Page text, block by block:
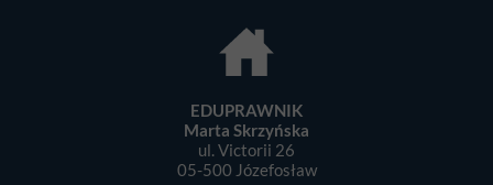
EDUPRAWNIK
Marta Skrzyńska
ul. Victorii 26
05-500 Józefosław